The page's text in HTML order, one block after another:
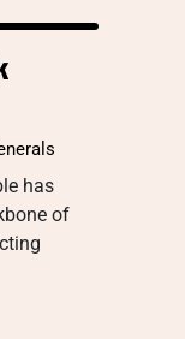
has
of